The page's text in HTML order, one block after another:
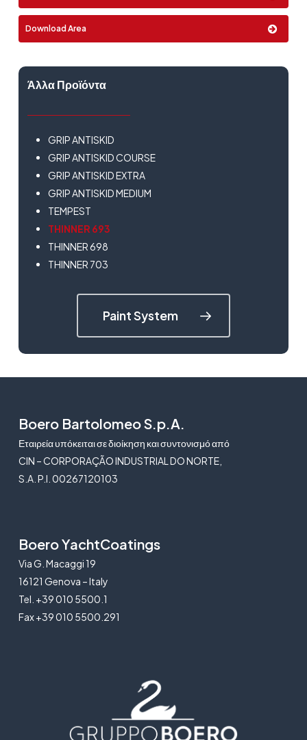
Μορφή:
Download Area
Άλλα Προϊόντα
GRIP ANTISKID
GRIP ANTISKID COURSE
GRIP ANTISKID EXTRA
GRIP ANTISKID MEDIUM
TEMPEST
THINNER 693
THINNER 698
THINNER 703
Paint System
Boero Bartolomeo S.p.A.
Εταιρεία υπόκειται σε διοίκηση και συντονισμό από
CIN – CORPORAÇÃO INDUSTRIAL DO NORTE,
S.A. P.I. 00267120103
Boero YachtCoatings
Via G. Macaggi 19
16121 Genova – Italy
Tel. +39 010 5500.1
Fax +39 010 5500.291